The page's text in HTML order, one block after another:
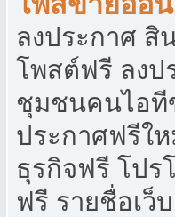
ลงประกาศ สิ
โพสต์ฟรี ลงป
ชุมชนคนไอที
ประกาศฟรีใ
ธุรกิจฟรี โป
ฟรี รายชื่อเว็